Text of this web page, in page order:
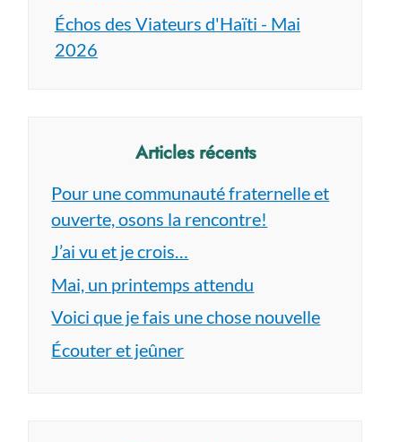
Échos des Viateurs d'Haïti - Mai
2026
Articles récents
Pour une communauté fraternelle et
ouverte, osons la rencontre!
J’ai vu et je crois…
Mai, un printemps attendu
Voici que je fais une chose nouvelle
Écouter et jeûner